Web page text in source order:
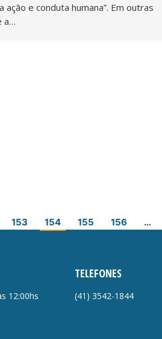
ação e conduta humana”. Em outras
a…
153 154 155 156 …
12:00hs
TELEFONES
(41) 3542-1844